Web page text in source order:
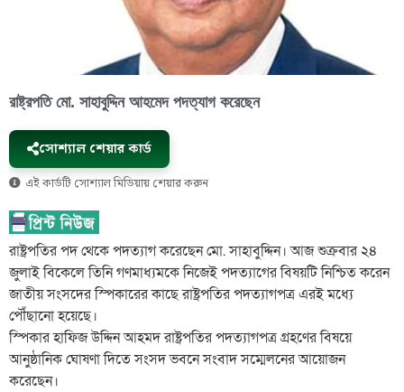
রাষ্ট্রপতি মো. সাহাবুদ্দিন আহমেদ পদত্যাগ করেছেন
সোশ্যাল শেয়ার কার্ড
এই কার্ডটি সোশ্যাল মিডিয়ায় শেয়ার করুন
রাষ্ট্রপতির পদ থেকে পদত্যাগ করেছেন মো. সাহাবুদ্দিন। আজ শুক্রবার ২৪
জুলাই বিকেলে তিনি গণমাধ্যমকে নিজেই পদত্যাগের বিষয়টি নিশ্চিত করেন
জাতীয় সংসদের স্পিকারের কাছে রাষ্ট্রপতির পদত্যাগপত্র এরই মধ্যে
পৌঁছানো হয়েছে।
স্পিকার হাফিজ উদ্দিন আহমদ রাষ্ট্রপতির পদত্যাগপত্র গ্রহণের বিষয়ে
আনুষ্ঠানিক ঘোষণা দিতে সংসদ ভবনে সংবাদ সম্মেলনের আয়োজন
করেছেন।